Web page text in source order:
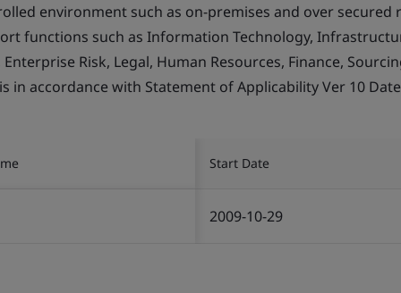
environment such as on-premises and over secured
functions such as Information Technology,
Risk, Legal, Human Resources, Finance,
in accordance with Statement of Applicability Ver 10
Start Date
2009-10-29